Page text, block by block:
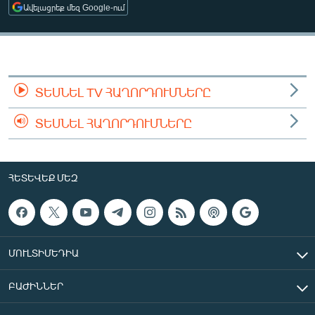
ՄԻՋԱԶԳԱՅԻՆ
ՄՇԱԿՈՒՅԹ
ՄԵԿՆԱԲԱՆՈՒԹՅՈՒՆ
ՏՏ ԵՒ ԻՆՏԵՐՆԵՏ
ԿՈՐՈՆԱՎԻՐՈՒՍ
ԱՐԽԻՎ
ԲԱՆԱՎԵՃ
ՁԳՏԵԼՈՎ ԼԱՎԱԳՈՒՅՆԻՆ
Հայերեն
Ավելացրեք մեզ Google-ում
ՏԵՍՆԵԼ TV ՀԱՂՈՐԴՈՒՄՆԵՐԸ
ՏԵՍՆԵԼ ՀԱՂՈՐԴՈՒՄՆԵՐԸ
ՀԵՏԵՎԵՔ ՄԵԶ
ՄՈՒԼՏԻՄԵԴԻԱ
ԲԱԺԻՆՆԵՐ